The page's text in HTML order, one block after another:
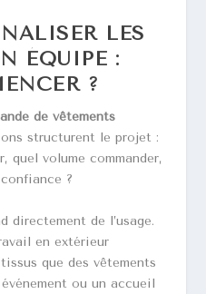
LES
ÉQUIPE :
?
de vêtements
structurent le projet :
volume commander,
?
directement de l’usage.
en extérieur
que des vêtements
ou un accueil